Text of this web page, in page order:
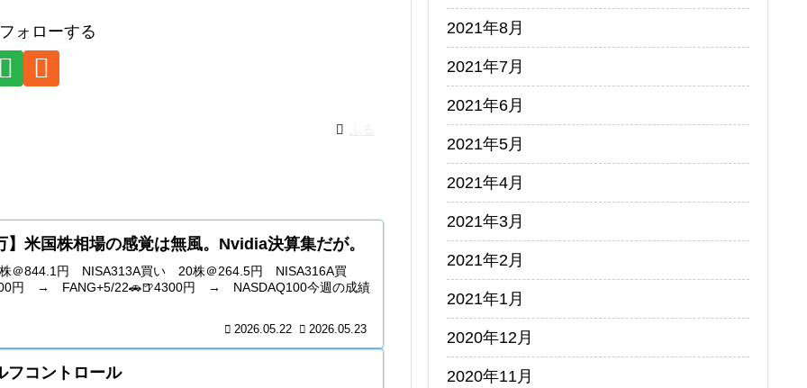
ォローする
】米国株相場の感覚は無風。Nvidia決算集だが。
＠844.1円 NISA313A買い 20株＠264.5円 NISA316A買
円 → FANG+5/22🚗🍺4300円 → NASDAQ100今週の成績
2026.05.22 2026.05.23
コントロール
2021年8月
2021年7月
2021年6月
2021年5月
2021年4月
2021年3月
2021年2月
2021年1月
2020年12月
2020年11月